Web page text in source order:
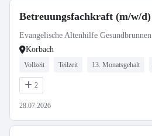
Betreuungsfachkraft (m/w/d)
Evangelische Altenhilfe Gesundbrunnen
Korbach
Vollzeit Teilzeit 13. Monatsgehalt
2
28.07.2026